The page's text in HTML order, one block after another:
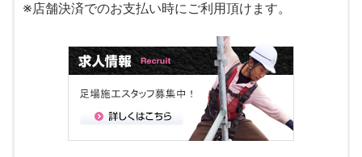
※店舗決済でのお支払い時にご利用頂けます。